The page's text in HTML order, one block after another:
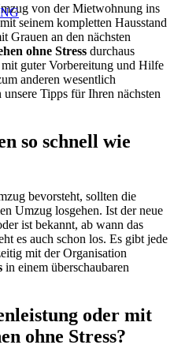
von der Mietwohnung ins
seinem kompletten Hausstand
Grauen an den nächsten
ohne Stress durchaus
guter Vorbereitung und Hilfe
anderen wesentlich
Tipps für Ihren nächsten
so schnell wie
bevorsteht, sollten die
Umzug losgehen. Ist der neue
ist bekannt, ab wann das
es auch schon los. Es gibt jede
mit der Organisation
in einem überschaubaren
oder mit
ohne Stress?